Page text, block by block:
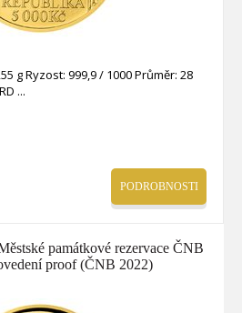
g Ryzost: 999,9 / 1000 Průměr: 28
PODROBNOSTI
památkové rezervace ČNB
proof (ČNB 2022)